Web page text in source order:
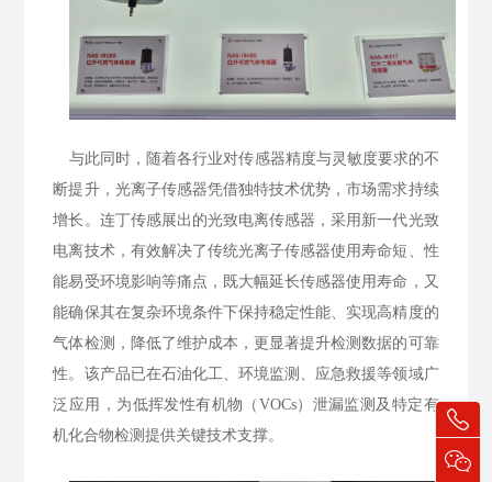
与此同时，随着各行业对传感器精度与灵敏度要求的不
断提升，光离子传感器凭借独特技术优势，市场需求持续
增长。连丁传感展出的光致电离传感器，采用新一代光致
电离技术，有效解决了传统光离子传感器使用寿命短、性
能易受环境影响等痛点，既大幅延长传感器使用寿命，又
能确保其在复杂环境条件下保持稳定性能、实现高精度的
气体检测，降低了维护成本，更显著提升检测数据的可靠
性。该产品已在石油化工、环境监测、应急救援等领域广
泛应用，为低挥发性有机物（VOCs）泄漏监测及特定有
机化合物检测提供关键技术支撑。